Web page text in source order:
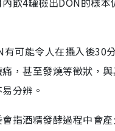
可能令人在攝入後30
，甚至發燒等徵狀，
分辨。
指酒精發酵過程中會